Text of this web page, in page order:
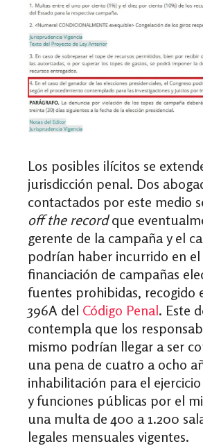
Los posibles ilícitos se
jurisdicción penal. Dos
contactados por este medio
off the recordque
gerente de la campaña y el
podrían haber incurrido en
financiación de campañas
fuentes prohibidas, recogido
396A del Código Penal. Este
contempla que los
mismo podrían llegar a ser
una pena de cuatro a ocho
inhabilitación para el
y funciones públicas por el
una multa de 400 a 1.200
legales mensuales vigentes.